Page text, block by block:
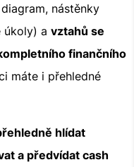
nástěnky
úkoly) a vztahů se
finančního
máte i přehledné
hlídat
a předvídat cash